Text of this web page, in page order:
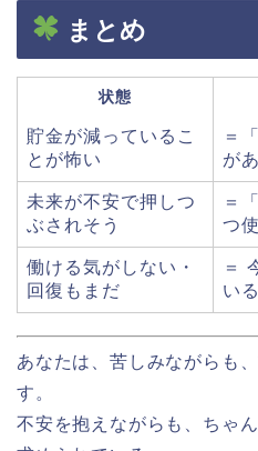
まとめ
状態
貯金が減っているこ
とが怖い
＝
が
未来が不安で押しつ
ぶされそう
＝
つ
働ける気がしない・
回復もまだ
＝
い
あなたは、苦しみながらも
す。
不安を抱えながらも、ちゃ